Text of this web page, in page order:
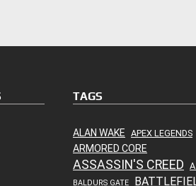
TAGS
ALAN WAKE APEX LEGENDS
ARMORED CORE
ASSASSIN'S CREED
BALDURS GATE